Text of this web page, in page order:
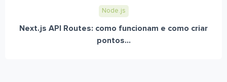
Node.js
Next.js API Routes: como funcionam e como criar
pontos...